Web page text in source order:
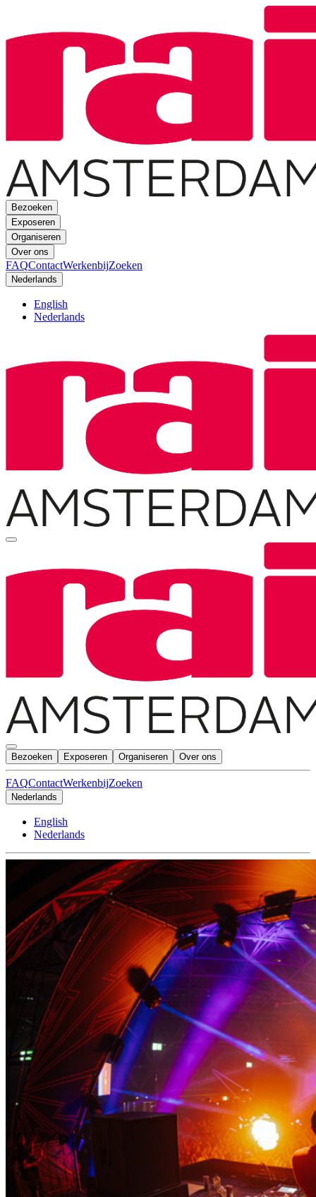
Bezoeken
Exposeren
Organiseren
Over ons
FAQContactWerkenbijZoeken
Nederlands
English
Nederlands
Bezoeken Exposeren Organiseren Over ons
FAQContactWerkenbijZoeken
Nederlands
English
Nederlands